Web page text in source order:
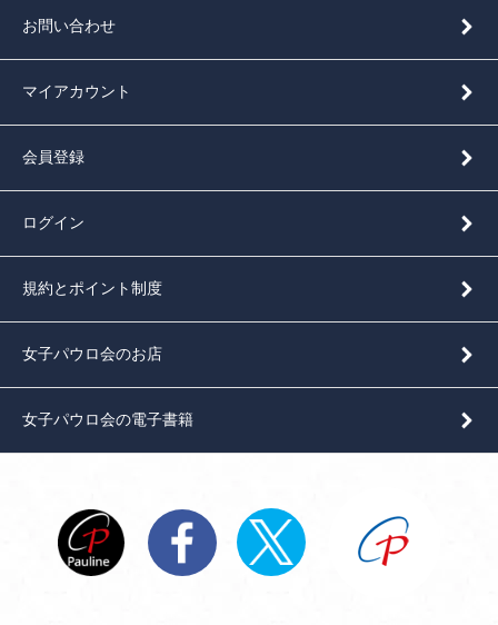
お問い合わせ
マイアカウント
会員登録
ログイン
規約とポイント制度
女子パウロ会のお店
女子パウロ会の電子書籍